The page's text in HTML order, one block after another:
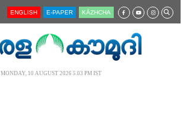
ENGLISH E-PAPER KĀZHCHA
MONDAY, 10 AUGUST 2026 5.03 PM IST